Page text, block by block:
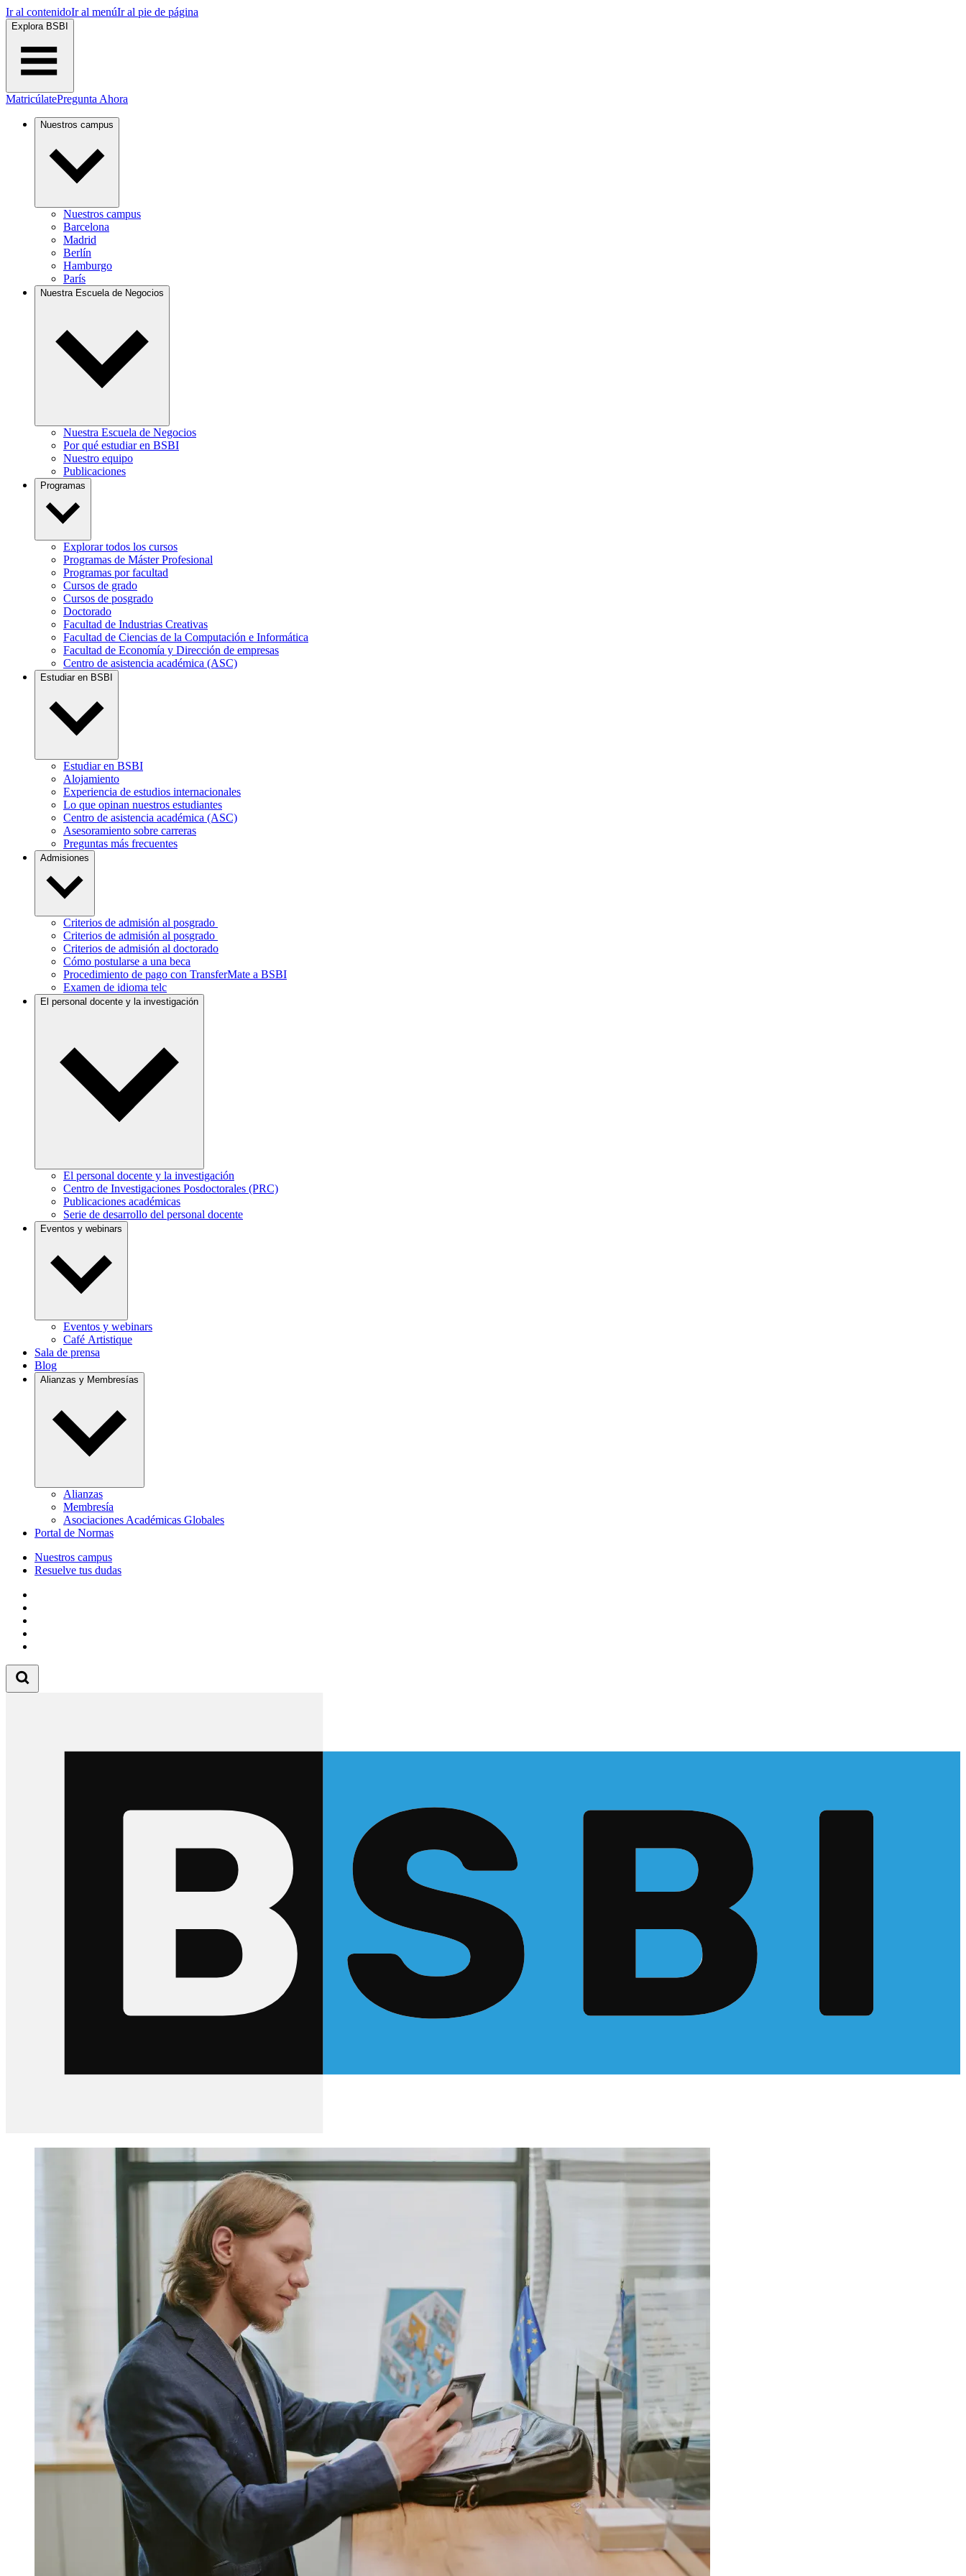
Ir al contenidoIr al menúIr al pie de página
Explora BSBI
MatricúlatePregunta Ahora
Nuestros campus
Nuestros campus
Barcelona
Madrid
Berlín
Hamburgo
París
Nuestra Escuela de Negocios
Nuestra Escuela de Negocios
Por qué estudiar en BSBI
Nuestro equipo
Publicaciones
Programas
Explorar todos los cursos
Programas de Máster Profesional
Programas por facultad
Cursos de grado
Cursos de posgrado
Doctorado
Facultad de Industrias Creativas
Facultad de Ciencias de la Computación e Informática
Facultad de Economía y Dirección de empresas
Centro de asistencia académica (ASC)
Estudiar en BSBI
Estudiar en BSBI
Alojamiento
Experiencia de estudios internacionales
Lo que opinan nuestros estudiantes
Centro de asistencia académica (ASC)
Asesoramiento sobre carreras
Preguntas más frecuentes
Admisiones
Criterios de admisión al posgrado
Criterios de admisión al posgrado
Criterios de admisión al doctorado
Cómo postularse a una beca
Procedimiento de pago con TransferMate a BSBI
Examen de idioma telc
El personal docente y la investigación
El personal docente y la investigación
Centro de Investigaciones Posdoctorales (PRC)
Publicaciones académicas
Serie de desarrollo del personal docente
Eventos y webinars
Eventos y webinars
Café Artistique
Sala de prensa
Blog
Alianzas y Membresías
Alianzas
Membresía
Asociaciones Académicas Globales
Portal de Normas
Nuestros campus
Resuelve tus dudas